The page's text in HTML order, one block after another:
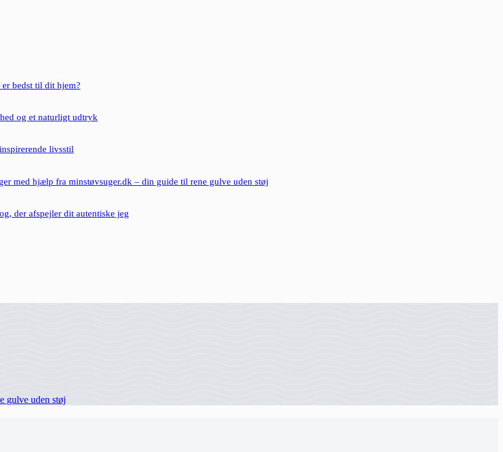
bedst til dit hjem?
og et naturligt udtryk
livsstil
med hjælp fra minstøvsuger.dk – din guide til rene gulve uden støj
der afspejler dit autentiske jeg
gulve uden støj